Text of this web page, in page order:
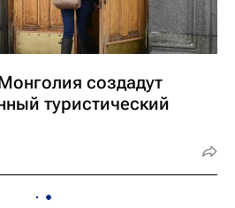
создадут
туристический